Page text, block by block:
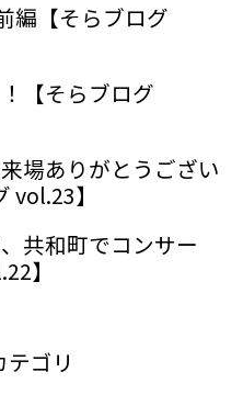
編【そらブログ
【そらブログ
場ありがとうござい
vol.23】
共和町でコンサー
】
テゴリ